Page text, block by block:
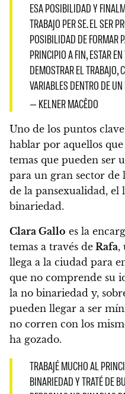
ESA POSIBILIDAD Y
TRABAJO PER SE. EL SER
POSIBILIDAD DE FORMAR
PRINCIPIO A FIN, ESTAR
DEMOSTRAR EL TRABAJO,
VARIABLES DENTRO DE UN
— KELNER MACÊDO
Uno de los puntos
hablar por aquellos
temas que pueden ser
para un gran sector de
de la pansexualidad,
binariedad.
Clara Gallo es la
temas a través de Rafa,
llega a la ciudad para
que no comprende su
la no binariedad y,
pueden llegar a ser
no corren con los
ha gozado.
TRABAJÉ MUCHO AL
BINARIEDAD Y TRATÉ DE